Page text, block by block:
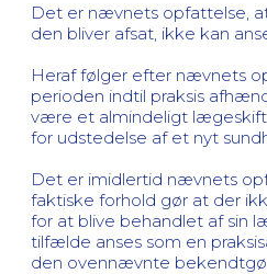
Det er nævnets opfattelse,
den bliver afsat, ikke kan
Heraf følger efter nævnets
perioden indtil praksis
være et almindeligt
for udstedelse af et nyt
Det er imidlertid nævnets
faktiske forhold gør at der
for at blive behandlet af sin
tilfælde anses som en
den ovennævnte